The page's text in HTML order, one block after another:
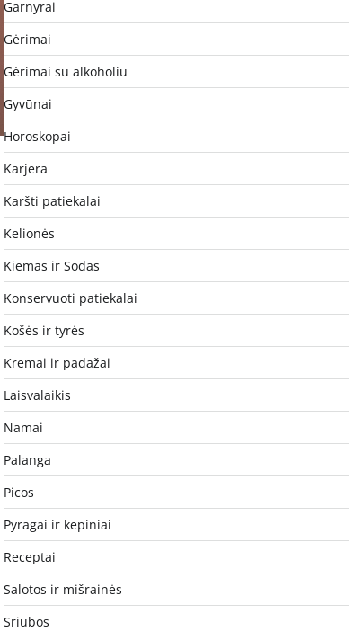
Garnyrai
Gėrimai
Gėrimai su alkoholiu
Gyvūnai
Horoskopai
Karjera
Karšti patiekalai
Kelionės
Kiemas ir Sodas
Konservuoti patiekalai
Košės ir tyrės
Kremai ir padažai
Laisvalaikis
Namai
Palanga
Picos
Pyragai ir kepiniai
Receptai
Salotos ir mišrainės
Sriubos